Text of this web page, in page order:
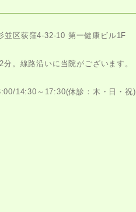
並区荻窪4-32-10 第一健康ビル1F
。 線路沿いに当院がございます。
14:30～17:30(休診：木・日・祝)